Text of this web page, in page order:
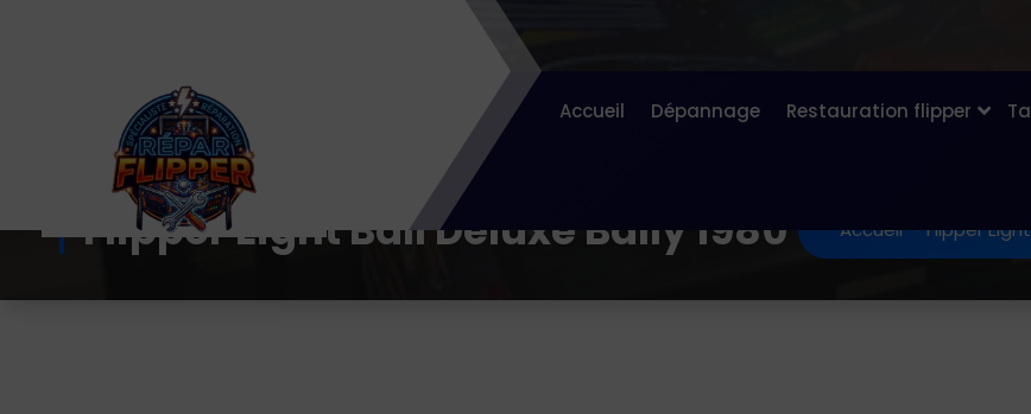
En Seine et Marne 77 Dépannage de flipper,
réparation et restauration
Accueil Dépannage Restauration flipper
Flipper Eight Ball Deluxe Bally 1980 Accueil-Flipper